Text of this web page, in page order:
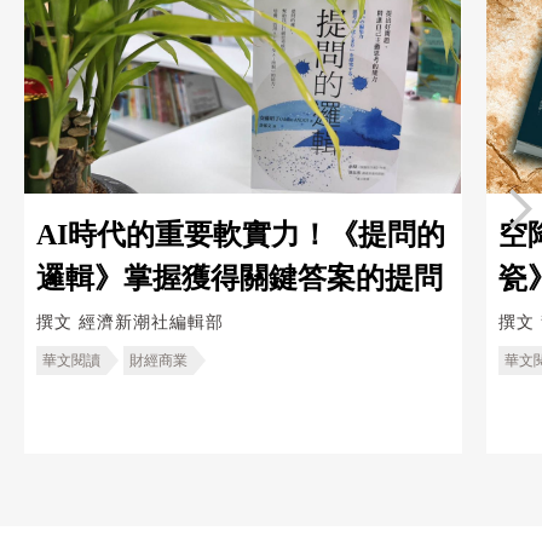
AI時代的重要軟實力！《提問的
邏輯》掌握獲得關鍵答案的提問
撰文 經濟新潮社編輯部
華文閱讀 財經商業
空
瓷
｜
撰文
華文